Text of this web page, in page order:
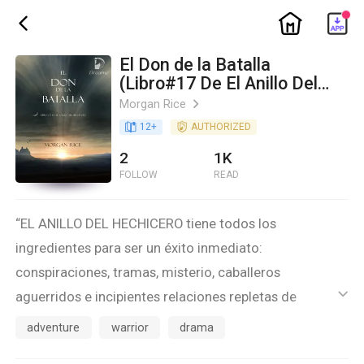
ic_back ic_home
El Don de la Batalla
(Libro#17 De El Anillo Del
Hechicero)
Morgan Rice ic_arrow_right
book_age 12+ detail_authorized AUTHORIZED
2
FOLLOW
1K
READ
“EL ANILLO DEL HECHICERO tiene todos los
ingredientes para ser un éxito inmediato:
conspiraciones, tramas, misterio, caballeros
aguerridos e incipientes relaciones repletas de
corazones rotos, engaño y traición. Lo entretendrá
ic_default
adventure warrior drama